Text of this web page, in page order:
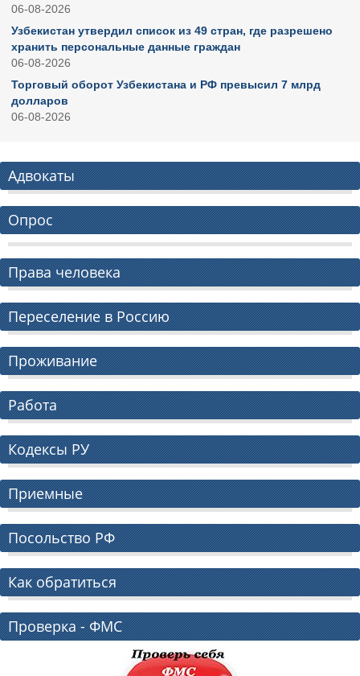
06-08-2026
Узбекистан утвердил список из 49 стран, где разрешено
хранить персональные данные граждан
06-08-2026
Торговый оборот Узбекистана и РФ превысил 7 млрд
долларов
06-08-2026
Адвокаты
Опрос
Права человека
Переселение в Россию
Проживание
Работа
Кодексы РУ
Приемные
Посольство РФ
Как обратиться
Проверка - ФМС